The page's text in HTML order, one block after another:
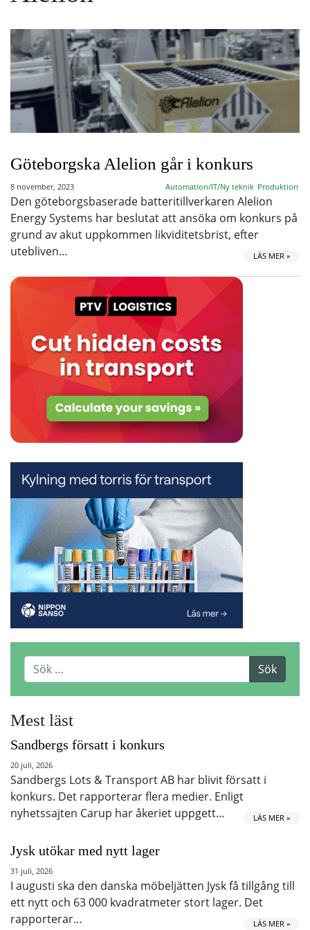
Göteborgska Alelion går i konkurs
8 november, 2023 Automation/IT/Ny teknik Produktion
Den göteborgsbaserade batteritillverkaren Alelion
Energy Systems har beslutat att ansöka om konkurs på
grund av akut uppkommen likviditetsbrist, efter
utebliven…
LÄS MER »
Mest läst
Sandbergs försatt i konkurs
20 juli, 2026
Sandbergs Lots & Transport AB har blivit försatt i
konkurs. Det rapporterar flera medier. Enligt
nyhetssajten Carup har åkeriet uppgett…
LÄS MER »
Jysk utökar med nytt lager
31 juli, 2026
I augusti ska den danska möbeljätten Jysk få tillgång till
ett nytt och 63 000 kvadratmeter stort lager. Det
rapporterar…
LÄS MER »